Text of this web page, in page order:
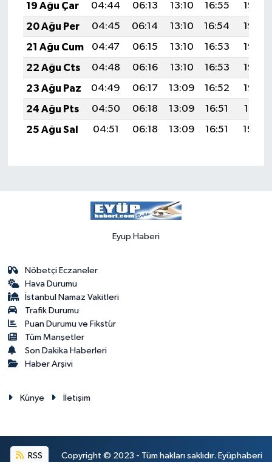
19 Ağu Çar
04:44 06:13 13:10 16:55
19:58
20 Ağu Per
04:45 06:14 13:10 16:54
19:56
21 Ağu Cum
04:47 06:15 13:10 16:53
19:55
22 Ağu Cts
04:48 06:16 13:10 16:53
19:53
23 Ağu Paz
04:49 06:17 13:09 16:52
19:52
24 Ağu Pts
04:50 06:18 13:09 16:51
19:51
25 Ağu Sal
04:51 06:18 13:09 16:51 19:49
Eyup Haberi
Nöbetçi Eczaneler
Hava Durumu
İstanbul Namaz Vakitleri
Trafik Durumu
Puan Durumu ve Fikstür
Tüm Manşetler
Son Dakika Haberleri
Haber Arşivi
Künye İletişim
RSS Copyright © 2023 - Tüm hakları saklıdır. Eyüphaberi